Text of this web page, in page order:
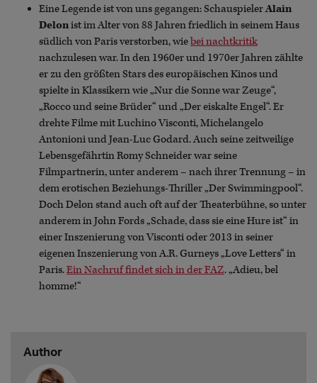
Eine Legende ist von uns gegangen: SchauspielerAlain
Delonist im Alter von 88 Jahren friedlich in seinem Haus
südlich von Paris verstorben, wiebei nachtkritik
nachzulesen war. In den 1960er und 1970er Jahren zählte
er zu den größten Stars des europäischen Kinos und
spielte in Klassikern wie „Nur die Sonne war Zeuge“,
„Rocco und seine Brüder“ und „Der eiskalte Engel“. Er
drehte Filme mit Luchino Visconti, Michelangelo
Antonioni und Jean-Luc Godard. Auch seine zeitweilige
Lebensgefährtin Romy Schneider war seine
Filmpartnerin, unter anderem – nach ihrer Trennung – in
dem erotischen Beziehungs-Thriller „Der Swimmingpool“.
Doch Delon stand auch oft auf der Theaterbühne, so unter
anderem in John Fords „Schade, dass sie eine Hure ist“ in
einer Inszenierung von Visconti oder 2013 in seiner
eigenen Inszenierung von A.R. Gurneys „Love Letters“ in
Paris.Ein Nachruf findet sich in der FAZ. „Adieu, bel
homme!“
Author